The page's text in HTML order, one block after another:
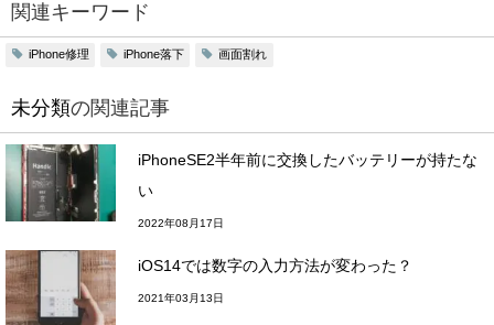
関連キーワード
iPhone修理 iPhone落下 画面割れ
未分類の関連記事
iPhoneSE2半年前に交換したバッテリーが持たな
い
2022年08月17日
iOS14では数字の入力方法が変わった？
2021年03月13日